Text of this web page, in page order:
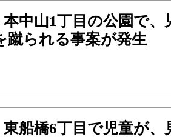
本中山1丁目の公園で、
蹴られる事案が発生
東船橋6丁目で児童が、